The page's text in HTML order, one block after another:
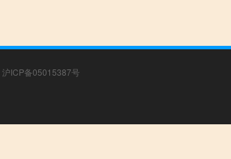
沪ICP备05015387号